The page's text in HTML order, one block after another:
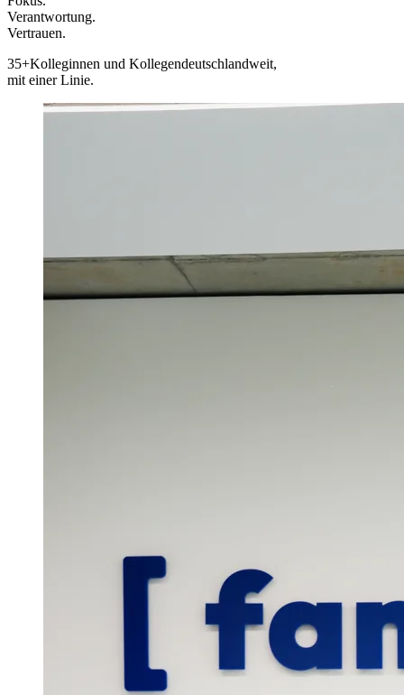
Verantwortung.
Vertrauen.
35+Kolleginnen und Kollegendeutschlandweit,
mit einer Linie.